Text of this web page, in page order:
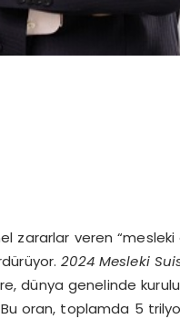
veren “mesleki
2024 Mesleki
dünya genelinde
oran, toplamda 5